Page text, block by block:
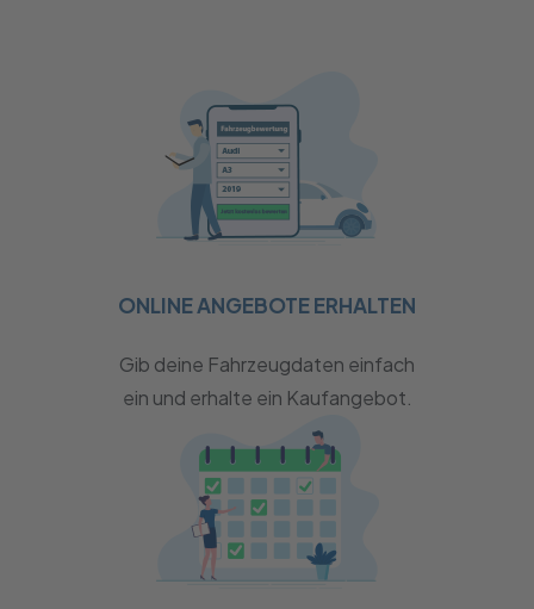
ONLINE ANGEBOTE ERHALTEN
Gib deine Fahrzeugdaten einfach
ein und erhalte ein Kaufangebot.